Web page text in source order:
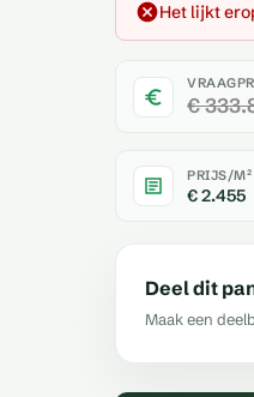
Het lijkt
€
PRIJS/M²
€ 2.455
Deel dit
Maak een